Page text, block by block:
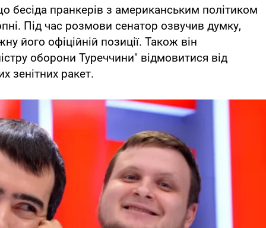
бесіда пранкерів з американським політиком
Під час розмови сенатор озвучив думку,
його офіційній позиції. Також він
оборони Туреччини" відмовитися від
зенітних ракет.